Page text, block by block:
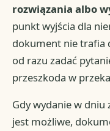
rozwiązania albo
punkt wyjścia dla
dokument nie trafia
od razu zadać
przeszkoda w
Gdy wydanie w
jest możliwe,